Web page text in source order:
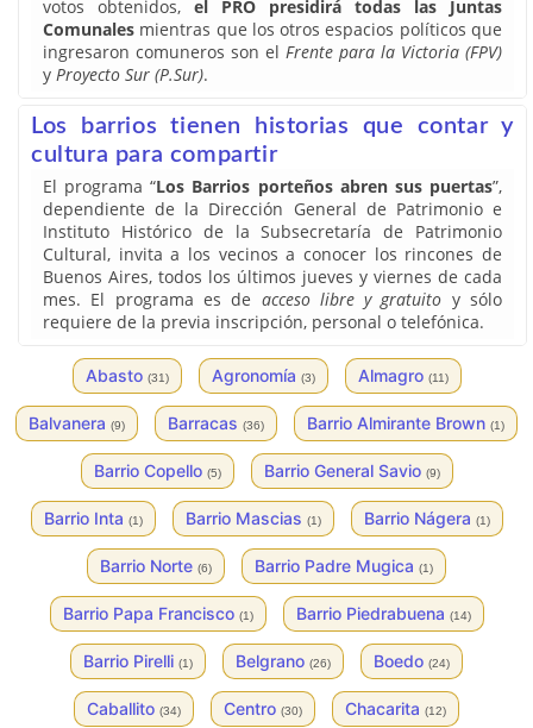
votos obtenidos, el PRO presidirá todas las Juntas
Comunales mientras que los otros espacios políticos que
ingresaron comuneros son el Frente para la Victoria (FPV)
y Proyecto Sur (P.Sur).
Los barrios tienen historias que contar y
cultura para compartir
El programa “Los Barrios porteños abren sus puertas”,
dependiente de la Dirección General de Patrimonio e
Instituto Histórico de la Subsecretaría de Patrimonio
Cultural, invita a los vecinos a conocer los rincones de
Buenos Aires, todos los últimos jueves y viernes de cada
mes. El programa es de acceso libre y gratuito y sólo
requiere de la previa inscripción, personal o telefónica.
Abasto (31) Agronomía (3) Almagro (11)
Balvanera (9) Barracas (36) Barrio Almirante Brown (1)
Barrio Copello (5) Barrio General Savio (9)
Barrio Inta (1) Barrio Mascias (1) Barrio Nágera (1)
Barrio Norte (6) Barrio Padre Mugica (1)
Barrio Papa Francisco (1) Barrio Piedrabuena (14)
Barrio Pirelli (1) Belgrano (26) Boedo (24)
Caballito (34) Centro (30) Chacarita (12)